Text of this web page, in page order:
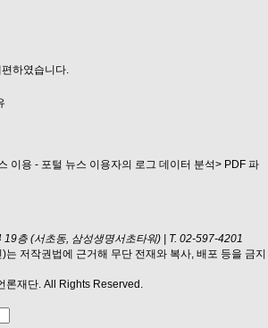
하였습니다.
이용 - 포털 뉴스 이용자의 로그 데이터 분석> PDF 파
층 (서초동, 삼성생명서초타워) | T. 02-597-4201
는 저작권법에 근거해 무단 전재와 복사, 배포 등을 금지
재단. All Rights Reserved.